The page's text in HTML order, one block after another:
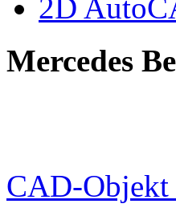
2D
Mercedes
CAD-Objekt